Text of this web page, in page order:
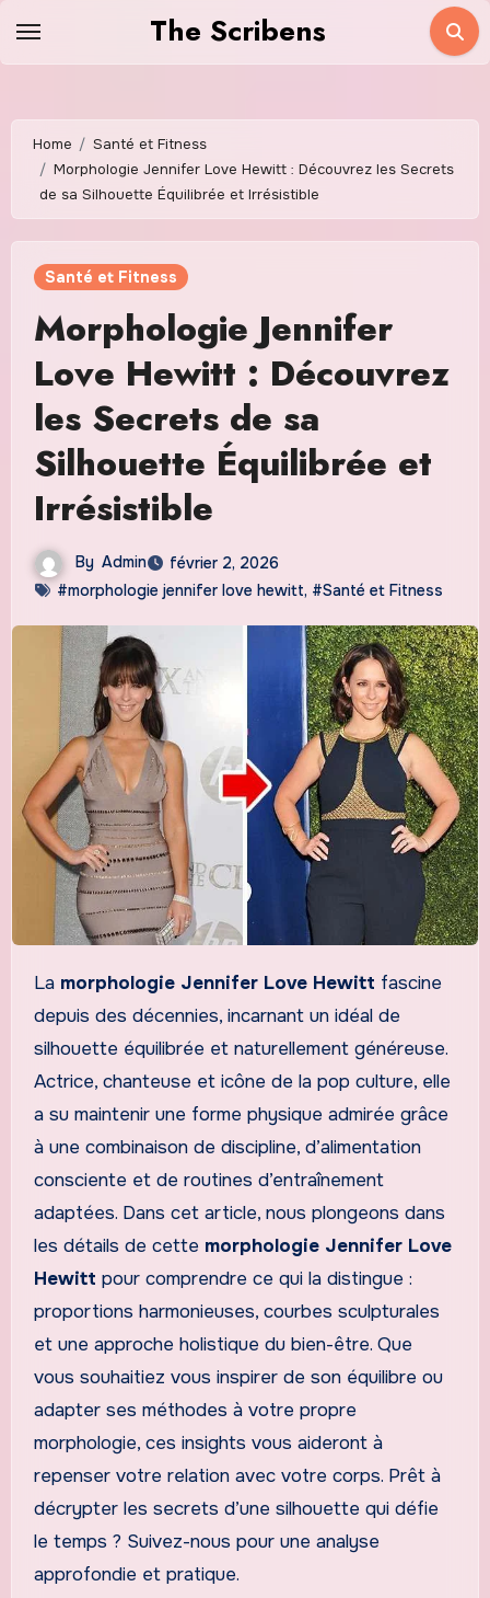
The Scribens
Home
Santé et Fitness
Morphologie Jennifer Love Hewitt : Découvrez les Secrets
de sa Silhouette Équilibrée et Irrésistible
Santé et Fitness
Morphologie Jennifer
Love Hewitt : Découvrez
les Secrets de sa
Silhouette Équilibrée et
Irrésistible
By Admin
février 2, 2026
#morphologie jennifer love hewitt, #Santé et Fitness
La morphologie Jennifer Love Hewitt fascine
depuis des décennies, incarnant un idéal de
silhouette équilibrée et naturellement généreuse.
Actrice, chanteuse et icône de la pop culture, elle
a su maintenir une forme physique admirée grâce
à une combinaison de discipline, d’alimentation
consciente et de routines d’entraînement
adaptées. Dans cet article, nous plongeons dans
les détails de cette morphologie Jennifer Love
Hewitt pour comprendre ce qui la distingue :
proportions harmonieuses, courbes sculpturales
et une approche holistique du bien-être. Que
vous souhaitiez vous inspirer de son équilibre ou
adapter ses méthodes à votre propre
morphologie, ces insights vous aideront à
repenser votre relation avec votre corps. Prêt à
décrypter les secrets d’une silhouette qui défie
le temps ? Suivez-nous pour une analyse
approfondie et pratique.